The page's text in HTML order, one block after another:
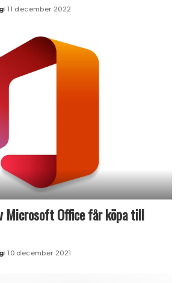
11 december 2022
Microsoft Office får köpa till
10 december 2021